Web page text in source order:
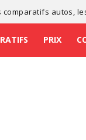
comparatifs autos ,
PRIX